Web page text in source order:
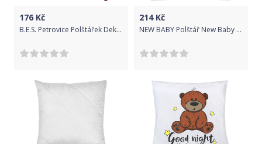
176 Kč
B.E.S. Petrovice Polštářek Dekorační 45 x 45 - Červené Vánoce
214Kč
NEW BABY Polštář New Baby s potiskem nejlepší DÁREK 40x40 cm